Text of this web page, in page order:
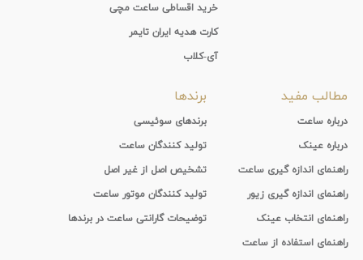
خرید اقساطی ساعت مچی
کارت هدیه ایران تایمر
آی-کلاب
مطالب مفید
درباره ساعت
درباره عینک
راهنمای اندازه گیری ساعت
راهنمای اندازه گیری زیور
راهنمای انتخاب عینک
راهنمای استفاده از ساعت
برندها
برندهای سوئیسی
تولید کنندگان ساعت
تشخیص اصل از غیر اصل
تولید کنندگان موتور ساعت
توضیحات گارانتی ساعت در برندها